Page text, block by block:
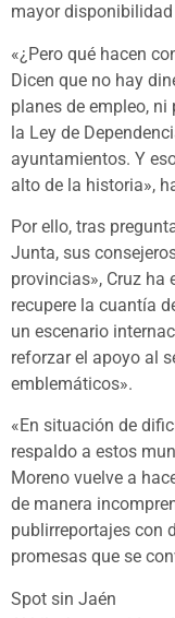
mayor
«¿Pero qué hacen
Dicen que no hay
planes de empleo,
la Ley de
ayuntamientos. Y
alto de la historia»,
Por ello, tras
Junta, sus
provincias», Cruz
recupere la cuantía
un escenario
reforzar el apoyo al
emblemáticos».
«En situación de
respaldo a estos
Moreno vuelve a
de manera
publirreportajes con
promesas que se
Spot sin Jaén